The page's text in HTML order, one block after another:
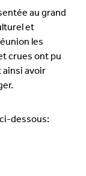
au grand
et
les
crues ont pu
avoir
dessous: